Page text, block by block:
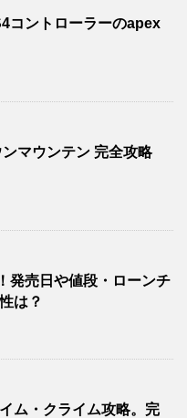
コントローラーのapex
マウンテン 完全攻略
発売日や値段・ローンチ
は？
ム・クライム攻略。完